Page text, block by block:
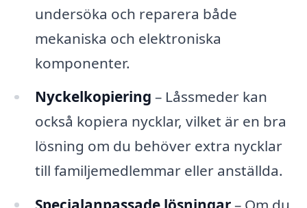
undersöka och reparera både
mekaniska och elektroniska
komponenter.
Nyckelkopiering – Låssmeder kan
också kopiera nycklar, vilket är en bra
lösning om du behöver extra nycklar
till familjemedlemmar eller anställda.